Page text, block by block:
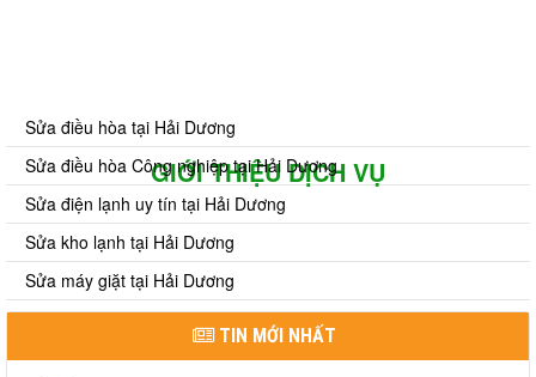
GIỚI THIỆU DỊCH VỤ
Sửa điều hòa tại Hải Dương
Sửa điều hòa Công nghiệp tại Hải Dương
Sửa điện lạnh uy tín tại Hải Dương
Sửa kho lạnh tại Hải Dương
Sửa máy giặt tại Hải Dương
TIN MỚI NHẤT